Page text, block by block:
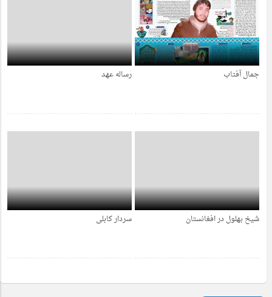
جمال آفتاب رساله عهد
شیخ بهلول در افغانستان سردار کابلی